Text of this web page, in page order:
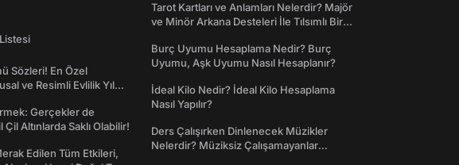
Sözleri! En Özel
ve Resimli Evlilik Yıl
Gerçekler de
Altınlarda Saklı Olabilir!
Edilen Tüm Etkileri,
Tarot Kartları ve Anlamları Nelerdir? Majör
ve Minör Arkana Desteleri İle Tılsımlı Bir
Burç Uyumu Hesaplama Nedir? Burç
Uyumu, Aşk Uyumu Nasıl Hesaplanır?
İdeal Kilo Nedir? İdeal Kilo Hesaplama
Nasıl Yapılır?
Ders Çalışırken Dinlenecek Müzikler
Nelerdir? Müziksiz Çalışamayanlar